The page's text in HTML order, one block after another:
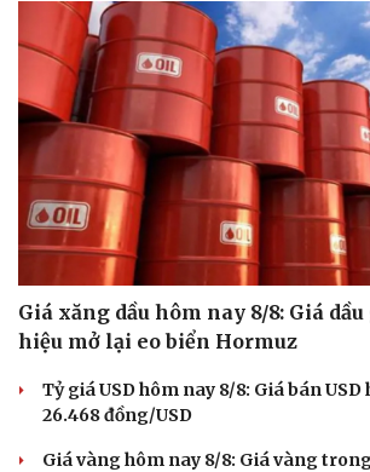
Giá xăng dầu hôm nay 8/8: Giá
hiệu mở lại eo biển Hormuz
Tỷ giá USD hôm nay 8/8: Giá bán
26.468 đồng/USD
Giá vàng hôm nay 8/8: Giá vàng